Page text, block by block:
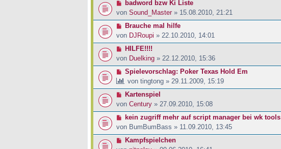
badword bzw Ki Liste
von Sound_Master » 15.08.2010, 21:21
Brauche mal hilfe
von DJRoupi » 22.10.2010, 14:01
HILFE!!!!
von Duelking » 22.12.2010, 15:36
Spielevorschlag: Poker Texas Hold Em
von tingtong » 29.11.2009, 15:19
Kartenspiel
von Century » 27.09.2010, 15:08
kein zugriff mehr auf script manager bei wk tools
von BumBumBass » 11.09.2010, 13:45
Kampfspielchen